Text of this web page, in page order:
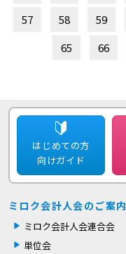
57
58 59
65
66
はじめての方
向けガイド
ミロク会計人会のご案内
ミロク会計人会連合会
単位会